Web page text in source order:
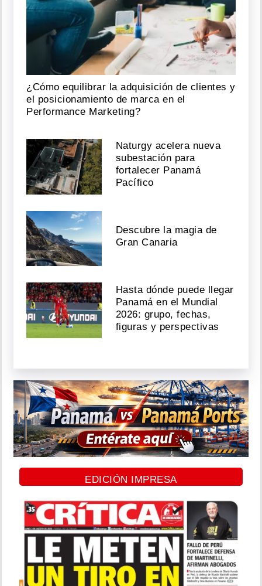
¿Cómo equilibrar la adquisición de clientes y
el posicionamiento de marca en el
Performance Marketing?
Naturgy acelera nueva
subestación para
fortalecer Panamá
Pacífico
Descubre la magia de
Gran Canaria
Hasta dónde puede llegar
Panamá en el Mundial
2026: grupo, fechas,
figuras y perspectivas
EDICIÓN IMPRESA